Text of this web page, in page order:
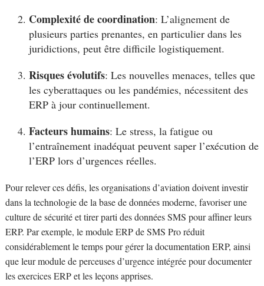
Complexité de coordination: L’alignement de
plusieurs parties prenantes, en particulier dans les
juridictions, peut être difficile logistiquement.
Risques évolutifs: Les nouvelles menaces, telles que
les cyberattaques ou les pandémies, nécessitent des
ERP à jour continuellement.
Facteurs humains: Le stress, la fatigue ou
l’entraînement inadéquat peuvent saper l’exécution de
l’ERP lors d’urgences réelles.
Pour relever ces défis, les organisations d’aviation doivent investir
dans la technologie de la base de données moderne, favoriser une
culture de sécurité et tirer parti des données SMS pour affiner leurs
ERP. Par exemple, le module ERP de SMS Pro réduit
considérablement le temps pour gérer la documentation ERP, ainsi
que leur module de perceuses d’urgence intégrée pour documenter
les exercices ERP et les leçons apprises.